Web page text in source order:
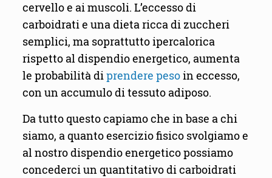
cervello e ai muscoli. L’eccesso di
carboidrati e una dieta ricca di zuccheri
semplici, ma soprattutto ipercalorica
rispetto al dispendio energetico, aumenta
le probabilità diprendere pesoin eccesso,
con un accumulo di tessuto adiposo.
Da tutto questo capiamo che in base a chi
siamo, a quanto esercizio fisico svolgiamo e
al nostro dispendio energetico possiamo
concederci un quantitativo di carboidrati